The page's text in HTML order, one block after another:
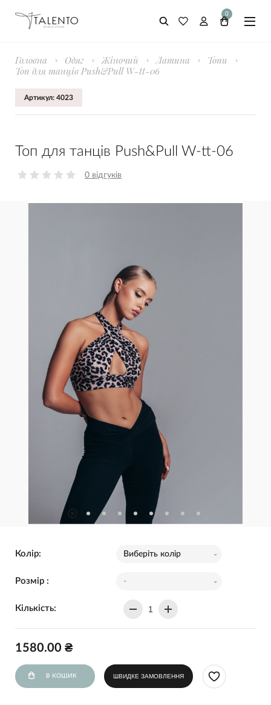
0
Головна Одяг Жіночий Латина
Топи
Топ для танців Push&Pull W-tt-06
Артикул: 4023
Топ для танців Push&Pull W-tt-06
0 відгуків
Колір: Виберіть колір
Розмір : -
Кількість:
1580.00 ₴
В КОШИК ШВИДКЕ ЗАМОВЛЕННЯ